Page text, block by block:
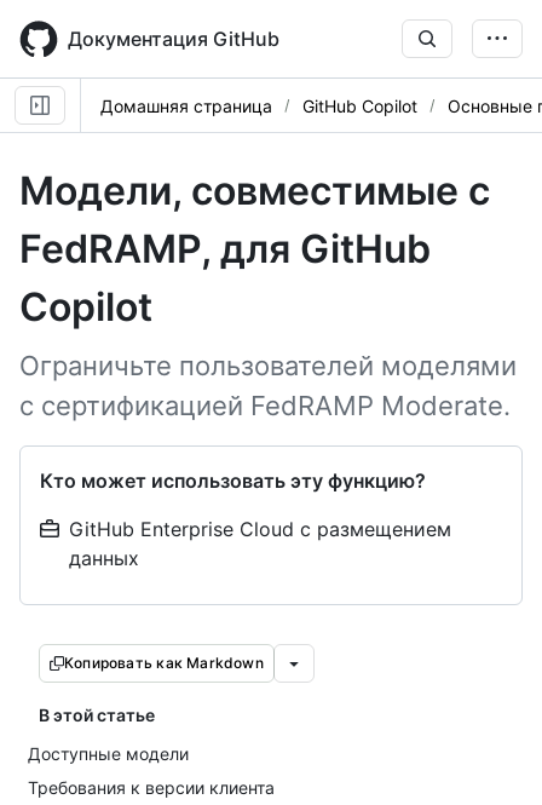
main
content
Документация GitHub
Домашняя страница GitHub Copilot Основные
Модели, совместимые с
FedRAMP, для GitHub
Copilot
Ограничьте пользователей моделями
с сертификацией FedRAMP Moderate.
Кто может использовать эту функцию?
GitHub Enterprise Cloud с размещением
данных
Копировать как Markdown
В этой статье
Доступные модели
Требования к версии клиента